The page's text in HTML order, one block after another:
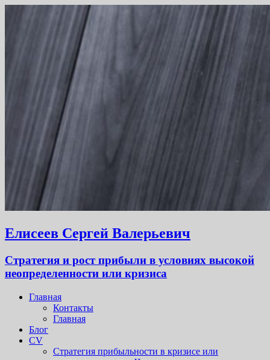
Елисеев Сергей Валерьевич
Стратегия и рост прибыли в условиях высокой
неопределенности или кризиса
Главная
Контакты
Главная
Блог
CV
Стратегия прибыльности в кризисе или